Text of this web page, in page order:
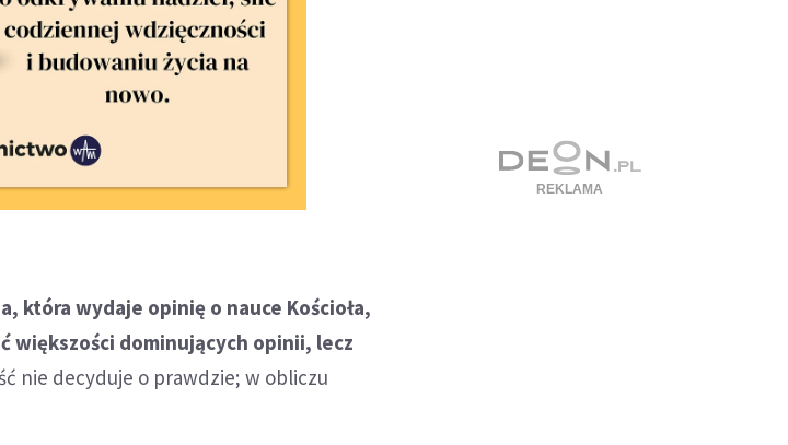
która wydaje opinię o nauce Kościoła,
większości dominujących opinii, lecz
nie decyduje o prawdzie; w obliczu